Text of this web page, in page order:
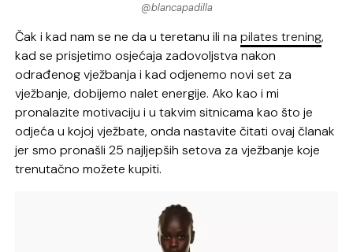
@blancapadilla
Čak i kad nam se ne da u teretanu ili napilates trening,
kad se prisjetimo osjećaja zadovoljstva nakon
odrađenog vježbanja i kad odjenemo novi set za
vježbanje, dobijemo nalet energije. Ako kao i mi
pronalazite motivaciju i u takvim sitnicama kao što je
odjeća u kojoj vježbate, onda nastavite čitati ovaj članak
jer smo pronašli 25 najljepših setova za vježbanje koje
trenutačno možete kupiti.